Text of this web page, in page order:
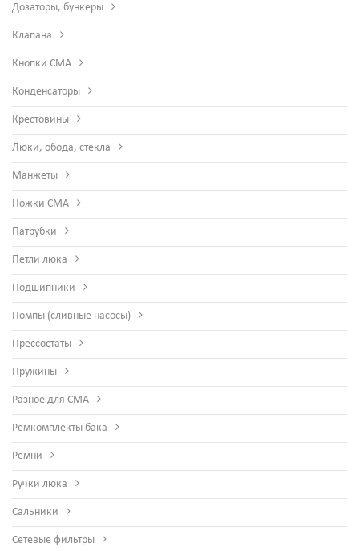
Дозаторы, бункеры
Клапана
Кнопки СМА
Конденсаторы
Крестовины
Люки, обода, стекла
Манжеты
Ножки СМА
Патрубки
Петли люка
Подшипники
Помпы (сливные насосы)
Прессостаты
Пружины
Разное для СМА
Ремкомплекты бака
Ремни
Ручки люка
Сальники
Сетевые фильтры